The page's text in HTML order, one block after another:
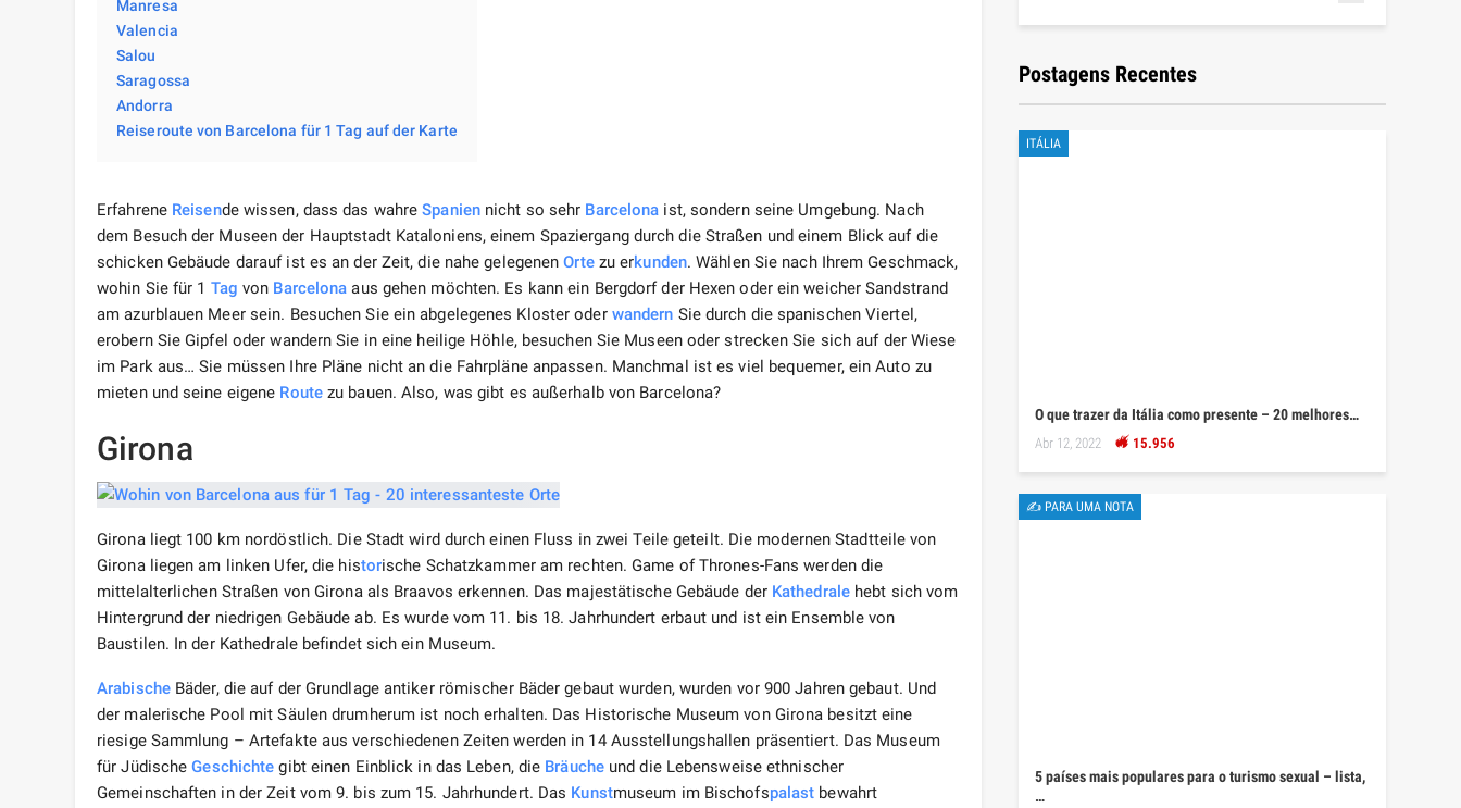
Manresa
Valencia
Salou
Saragossa
Andorra
Reiseroute von Barcelona für 1 Tag auf der Karte
Erfahrene Reisende wissen, dass das wahreSpaniennicht so sehr Barcelona ist, sondern seine Umgebung. Nach
dem Besuch der Museen der Hauptstadt Kataloniens, einem Spaziergang durch die Straßen und einem Blick auf die
schicken Gebäude darauf ist es an der Zeit, die nahe gelegenenOrtezu erkunden. Wählen Sie nach Ihrem Geschmack,
wohin Sie für 1 Tag von Barcelona aus gehen möchten. Es kann ein Bergdorf der Hexen oder ein weicher Sandstrand
am azurblauen Meer sein. Besuchen Sie ein abgelegenes Kloster oder wandern Sie durch die spanischen Viertel,
erobern Sie Gipfel oder wandern Sie in eine heilige Höhle, besuchen Sie Museen oder strecken Sie sich auf der Wiese
im Park aus… Sie müssen Ihre Pläne nicht an die Fahrpläne anpassen. Manchmal ist es viel bequemer, ein Auto zu
mieten und seine eigene Routezu bauen. Also, was gibt es außerhalb von Barcelona?
Girona
Girona liegt 100 km nordöstlich. Die Stadt wird durch einen Fluss in zwei Teile geteilt. Die modernen Stadtteile von
Girona liegen am linken Ufer, die historische Schatzkammer am rechten. Game of Thrones-Fans werden die
mittelalterlichen Straßen von Girona als Braavos erkennen. Das majestätische Gebäude der Kathedralehebt sich vom
Hintergrund der niedrigen Gebäude ab. Es wurde vom 11. bis 18. Jahrhundert erbaut und ist ein Ensemble von
Baustilen. In der Kathedrale befindet sich ein Museum.
ArabischeBäder, die auf der Grundlage antiker römischer Bäder gebaut wurden, wurden vor 900 Jahren gebaut. Und
der malerische Pool mit Säulen drumherum ist noch erhalten. Das Historische Museum von Girona besitzt eine
riesige Sammlung – Artefakte aus verschiedenen Zeiten werden in 14 Ausstellungshallen präsentiert. Das Museum
für JüdischeGeschichte gibt einen Einblick in das Leben, die Bräucheund die Lebensweise ethnischer
Gemeinschaften in der Zeit vom 9. bis zum 15. Jahrhundert. Das Kunstmuseum im Bischofspalast bewahrt
Postagens Recentes
ITÁLIA
O que trazer da Itália como presente – 20 melhores…
Abr 12, 2022 15.956
✍ PARA UMA NOTA
5 países mais populares para o turismo sexual – lista,
…